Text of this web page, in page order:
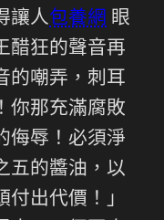
讓人包養網 眼
醋狂的聲音再
的嘲弄，刺耳
你那充滿腐敗
侮辱！必須淨
五的醬油，以
出代價！」